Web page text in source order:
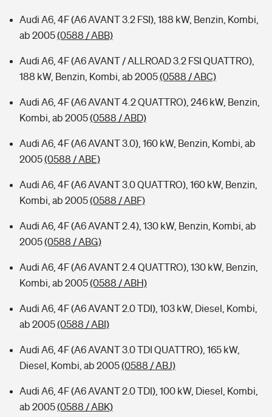
Audi A6, 4F (A6 AVANT 3.2 FSI), 188 kW, Benzin, Kombi,
ab 2005(0588 / ABB)
Audi A6, 4F (A6 AVANT / ALLROAD 3.2 FSI QUATTRO),
188 kW, Benzin, Kombi, ab 2005(0588 / ABC)
Audi A6, 4F (A6 AVANT 4.2 QUATTRO), 246 kW, Benzin,
Kombi, ab 2005(0588 / ABD)
Audi A6, 4F (A6 AVANT 3.0), 160 kW, Benzin, Kombi, ab
2005(0588 / ABE)
Audi A6, 4F (A6 AVANT 3.0 QUATTRO), 160 kW, Benzin,
Kombi, ab 2005(0588 / ABF)
Audi A6, 4F (A6 AVANT 2.4), 130 kW, Benzin, Kombi, ab
2005(0588 / ABG)
Audi A6, 4F (A6 AVANT 2.4 QUATTRO), 130 kW, Benzin,
Kombi, ab 2005(0588 / ABH)
Audi A6, 4F (A6 AVANT 2.0 TDI), 103 kW, Diesel, Kombi,
ab 2005(0588 / ABI)
Audi A6, 4F (A6 AVANT 3.0 TDI QUATTRO), 165 kW,
Diesel, Kombi, ab 2005(0588 / ABJ)
Audi A6, 4F (A6 AVANT 2.0 TDI), 100 kW, Diesel, Kombi,
ab 2005(0588 / ABK)